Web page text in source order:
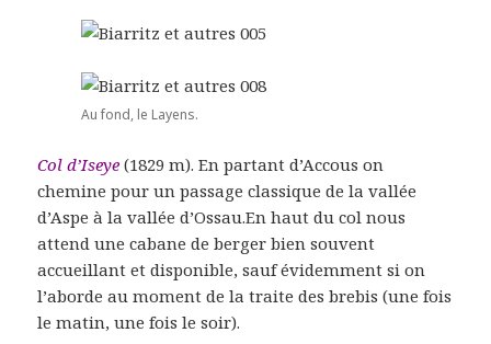
Au fond, le Layens.
Col d’Iseye (1829 m). En partant d’Accous on
chemine pour un passage classique de la vallée
d’Aspe à la vallée d’Ossau.En haut du col nous
attend une cabane de berger bien souvent
accueillant et disponible, sauf évidemment si on
l’aborde au moment de la traite des brebis (une fois
le matin, une fois le soir).